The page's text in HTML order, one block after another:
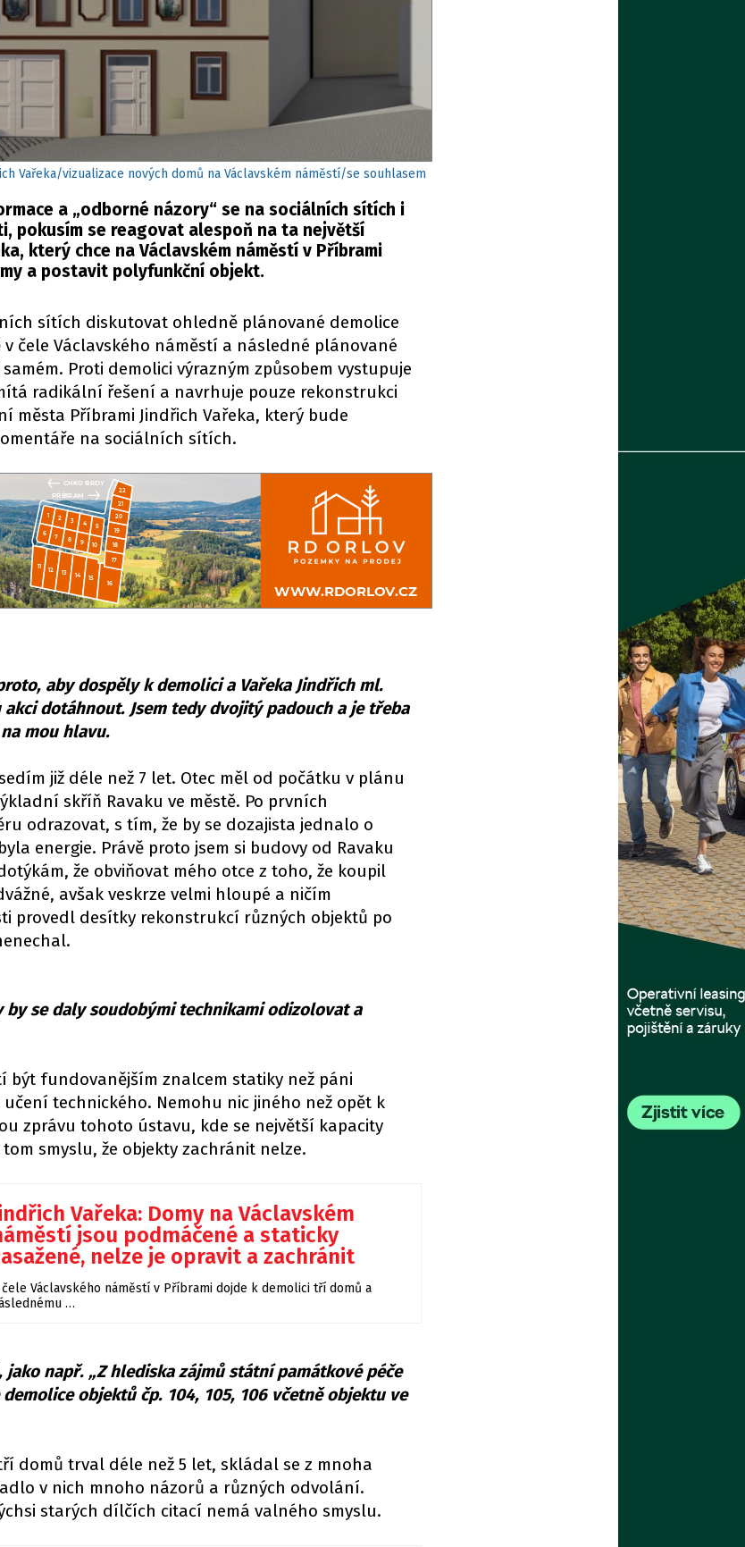
Vařeka/vizualizace nových domů na Václavském náměstí/se souhlasem
a „odborné názory“ se na sociálních sítích i
pokusím se reagovat alespoň na ta největší
který chce na Václavském náměstí v Příbrami
a postavit polyfunkční objekt.
sítích diskutovat ohledně plánované demolice
čele Václavského náměstí a následné plánované
Proti demolici výrazným způsobem vystupuje
radikální řešení a navrhuje pouze rekonstrukci
města Příbrami Jindřich Vařeka, který bude
na sociálních sítích.
aby dospěly k demolici a Vařeka Jindřich ml.
dotáhnout. Jsem tedy dvojitý padouch a je třeba
mou hlavu.
již déle než 7 let. Otec měl od počátku v plánu
skříň Ravaku ve městě. Po prvních
odrazovat, s tím, že by se dozajista jednalo o
energie. Právě proto jsem si budovy od Ravaku
že obviňovat mého otce z toho, že koupil
avšak veskrze velmi hloupé a ničím
provedl desítky rekonstrukcí různých objektů po
se daly soudobými technikami odizolovat a
fundovanějším znalcem statiky než páni
technického. Nemohu nic jiného než opět k
zprávu tohoto ústavu, kde se největší kapacity
smyslu, že objekty zachránit nelze.
Vařeka: Domy na Václavském
jsou podmáčené a staticky
nelze je opravit a zachránit
čele Václavského náměstí v Příbrami dojde k demolici tří domů a
…
např. „Z hlediska zájmů státní památkové péče
objektů čp. 104, 105, 106 včetně objektu ve
domů trval déle než 5 let, skládal se z mnoha
v nich mnoho názorů a různých odvolání.
starých dílčích citací nemá valného smyslu.